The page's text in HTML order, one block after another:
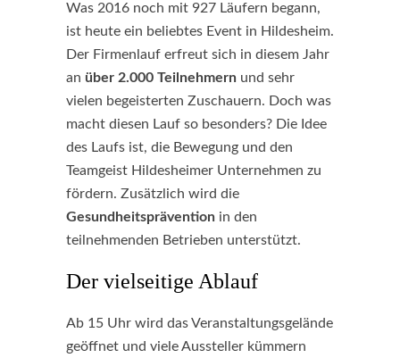
Was 2016 noch mit 927 Läufern begann,
ist heute ein beliebtes Event in Hildesheim.
Der Firmenlauf erfreut sich in diesem Jahr
an über 2.000 Teilnehmern und sehr
vielen begeisterten Zuschauern. Doch was
macht diesen Lauf so besonders? Die Idee
des Laufs ist, die Bewegung und den
Teamgeist Hildesheimer Unternehmen zu
fördern. Zusätzlich wird die
Gesundheitsprävention in den
teilnehmenden Betrieben unterstützt.
Der vielseitige Ablauf
Ab 15 Uhr wird das Veranstaltungsgelände
geöffnet und viele Aussteller kümmern